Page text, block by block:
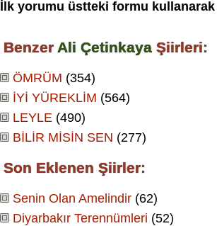
İlk yorumu üstteki formu
Benzer Ali Çetinkaya Şiirleri:
ÖMRÜM (354)
İYİ YÜREKLİM (564)
LEYLE (490)
BİLİR MİSİN SEN (277)
Son Eklenen Şiirler:
Senin Olan Amelindir (62)
Diyarbakır Terennümleri (52)